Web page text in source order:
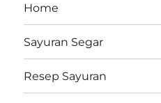
Home
Sayuran Segar
Resep Sayuran